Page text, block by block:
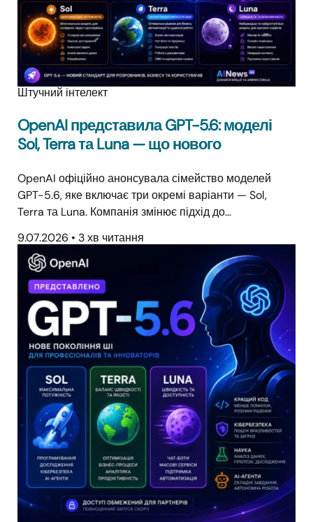
Штучний інтелект
OpenAI представила GPT-5.6: моделі
Sol, Terra та Luna — що нового
OpenAI офіційно анонсувала сімейство моделей
GPT-5.6, яке включає три окремі варіанти — Sol,
Terra та Luna. Компанія змінює підхід до…
9.07.2026 • 3 хв читання